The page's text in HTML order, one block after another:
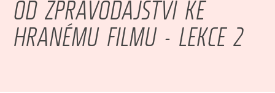
HRANÉMU FILMU - LEKCE 2